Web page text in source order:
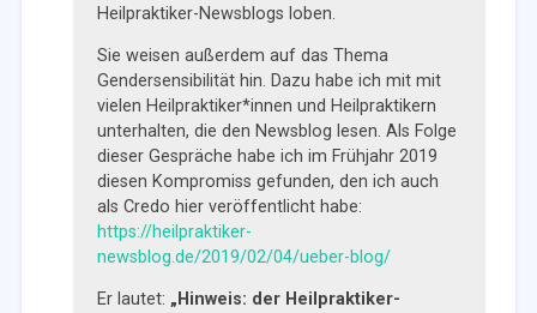
Heilpraktiker-Newsblogs loben.
Sie weisen außerdem auf das Thema
Gendersensibilität hin. Dazu habe ich mit mit
vielen Heilpraktiker*innen und Heilpraktikern
unterhalten, die den Newsblog lesen. Als Folge
dieser Gespräche habe ich im Frühjahr 2019
diesen Kompromiss gefunden, den ich auch
als Credo hier veröffentlicht habe:
https://heilpraktiker-
newsblog.de/2019/02/04/ueber-blog/
Er lautet: „Hinweis: der Heilpraktiker-